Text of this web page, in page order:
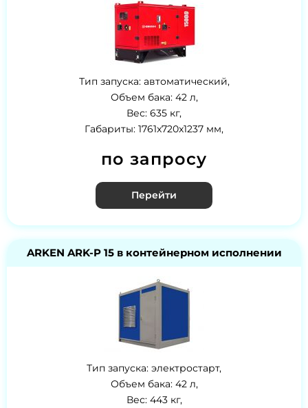
Тип запуска: автоматический,
Объем бака: 42 л,
Вес: 635 кг,
Габариты: 1761x720x1237 мм,
по запросу
Перейти
ARKEN ARK-P 15 в контейнерном исполнении
Тип запуска: электростарт,
Объем бака: 42 л,
Вес: 443 кг,